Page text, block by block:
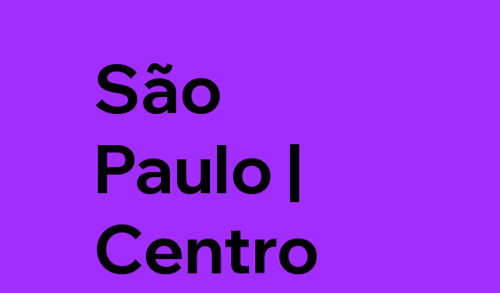
São
Paulo |
Centro